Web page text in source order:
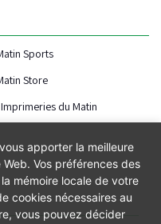
Sports
Store
du Matin
apporter la meilleure
Vos préférences des
mémoire locale de votre
cookies nécessaires au
vous pouvez décider